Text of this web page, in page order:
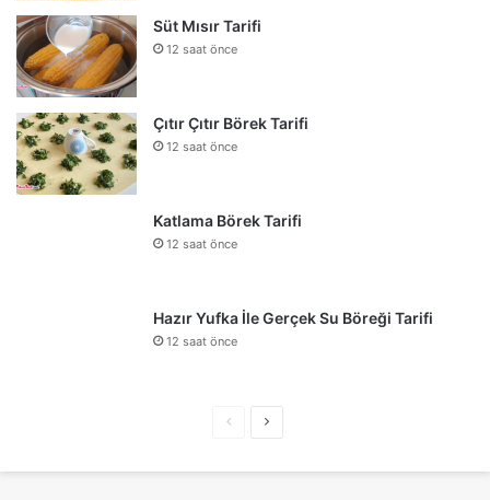
Süt Mısır Tarifi
12 saat önce
Çıtır Çıtır Börek Tarifi
12 saat önce
Katlama Börek Tarifi
12 saat önce
Hazır Yufka İle Gerçek Su Böreği Tarifi
12 saat önce
ÖncekiSonraki